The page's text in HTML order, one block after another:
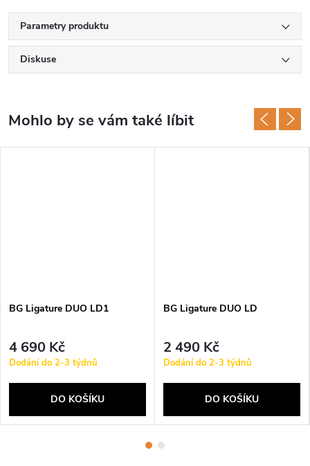
Parametry produktu
Diskuse
BG Ligature DUO LD1
4 690 Kč
Dodání do 2-3 týdnů
DO KOŠÍKU
BG Ligature DUO LD
2 490 Kč
Dodání do 2-3 týdnů
DO KOŠÍKU